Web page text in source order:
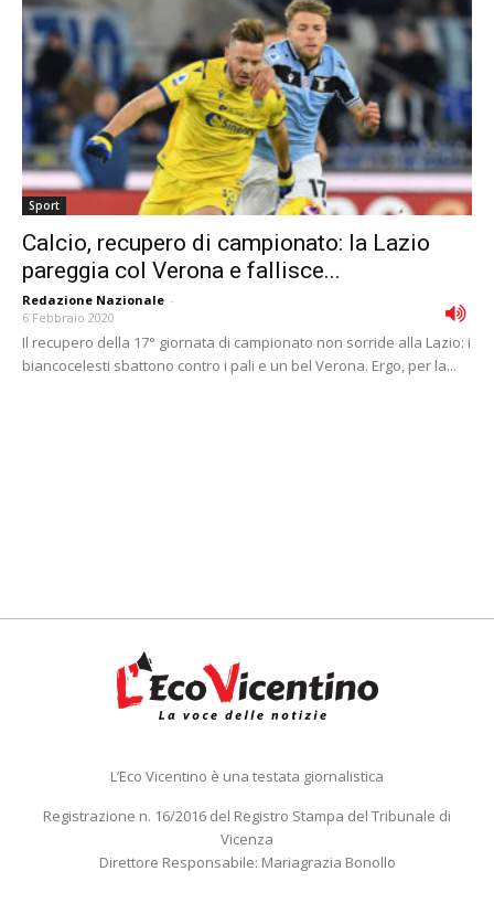
Sport
Calcio, recupero di campionato: la Lazio
pareggia col Verona e fallisce...
Redazione Nazionale -
6 Febbraio 2020
Il recupero della 17° giornata di campionato non sorride alla Lazio: i
biancocelesti sbattono contro i pali e un bel Verona. Ergo, per la...
L’Eco Vicentino è una testata giornalistica
Registrazione n. 16/2016 del Registro Stampa del Tribunale di
Vicenza
Direttore Responsabile: Mariagrazia Bonollo